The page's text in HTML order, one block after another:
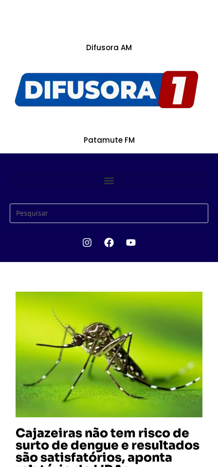
Difusora AM
Patamute FM
Cajazeiras não tem risco de
surto de dengue e resultados
são satisfatórios, aponta